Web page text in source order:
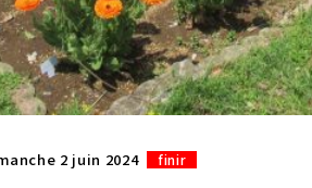
2 juin 2024 finir